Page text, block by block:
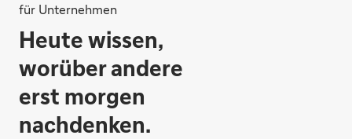
für Unternehmen
Heute wissen,
worüber andere
erst morgen
nachdenken.